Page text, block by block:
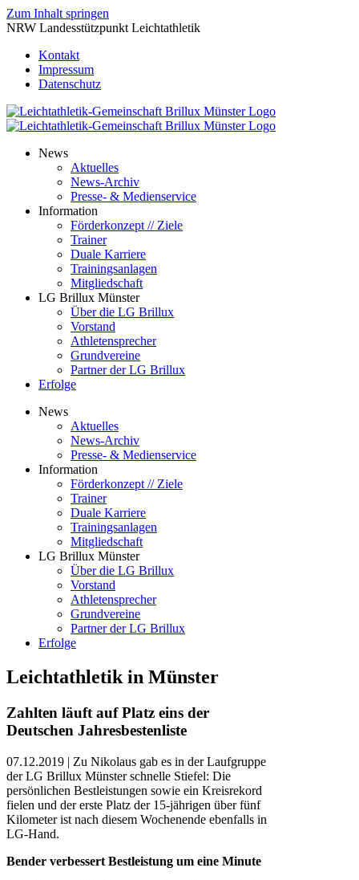
Zum Inhalt springen
NRW Landesstützpunkt Leichtathletik
Kontakt
Impressum
Datenschutz
News
Aktuelles
News-Archiv
Presse- & Medienservice
Information
Förderkonzept // Ziele
Trainer
Duale Karriere
Trainingsanlagen
Mitgliedschaft
LG Brillux Münster
Über die LG Brillux
Vorstand
Athletensprecher
Grundvereine
Partner der LG Brillux
Erfolge
News
Aktuelles
News-Archiv
Presse- & Medienservice
Information
Förderkonzept // Ziele
Trainer
Duale Karriere
Trainingsanlagen
Mitgliedschaft
LG Brillux Münster
Über die LG Brillux
Vorstand
Athletensprecher
Grundvereine
Partner der LG Brillux
Erfolge
Leichtathletik in Münster
Zahlten läuft auf Platz eins der
Deutschen Jahresbestenliste
07.12.2019 | Zu Nikolaus gab es in der Laufgruppe
der LG Brillux Münster schnelle Stiefel: Die
persönlichen Bestleistungen sowie ein Kreisrekord
fielen und der erste Platz der 15-jährigen über fünf
Kilometer ist nach diesem Wochenende ebenfalls in
LG-Hand.
Bender verbessert Bestleistung um eine Minute